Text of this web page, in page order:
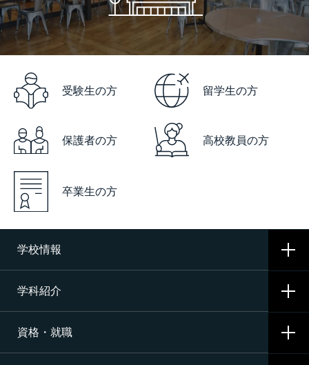
受験生の方 留学生の方
保護者の方 高校教員の方
卒業生の方
学校情報
学校概要
沿革
学科紹介
CNAの3つの学科
資格・就職